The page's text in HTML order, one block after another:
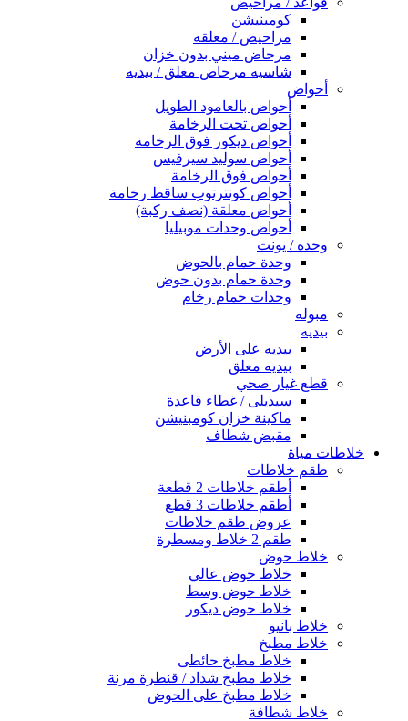
كومبنيشن
مراحيض / معلقه
مرحاض ميني بدون خزان
شاسيه مرحاض معلق / بيديه
أحواض
أحواض بالعامود الطويل
أحواض تحت الرخامة
أحواض ديكور فوق الرخامة
أحواض سوليد سيرفيس
أحواض فوق الرخامة
أحواض كونترتوب ساقط رخامة
أحواض معلقة (نصف ركبة)
أحواض وحدات موبيليا
وحده / يونت
وحدة حمام بالحوض
وحدة حمام بدون حوض
وحدات حمام رخام
مبوله
بيديه
بيديه على الأرض
بيديه معلق
قطع غيار صحي
سيديلى / غطاء قاعدة
ماكينة خزان كومبنيشن
مقبض شطاف
خلاطات مياة
طقم خلاطات
أطقم خلاطات 2 قطعة
أطقم خلاطات 3 قطع
عروض طقم خلاطات
طقم 2 خلاط ومسطرة
خلاط حوض
خلاط حوض عالي
خلاط حوض وسط
خلاط حوض ديكور
خلاط بانيو
خلاط مطبخ
خلاط مطبخ حائطى
خلاط مطبخ شداد / قنطرة مرنة
خلاط مطبخ على الحوض
خلاط شطافة